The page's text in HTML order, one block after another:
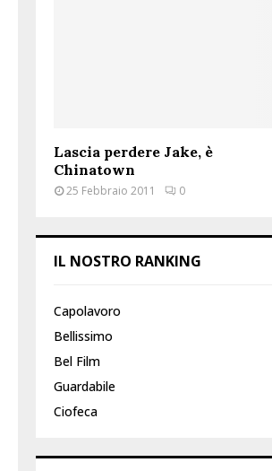
Lascia perdere Jake, è
Chinatown
25 Febbraio 2011 0
IL NOSTRO RANKING
Capolavoro
Bellissimo
Bel Film
Guardabile
Ciofeca